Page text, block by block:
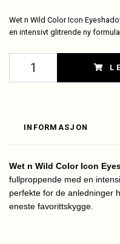
Wet n Wild Color Icon
en intensivt glitrende ny
INFORMASJON
Wet n Wild Color Icon
fullproppende med en
perfekte for de anledninger
eneste favorittskygge.